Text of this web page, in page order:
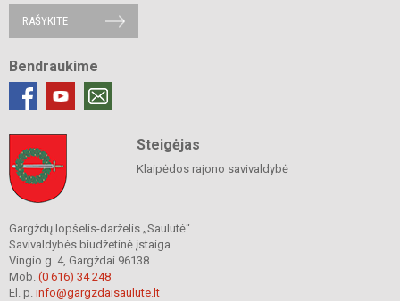
RAŠYKITE
Bendraukime
Steigėjas
Klaipėdos rajono savivaldybė
Gargždų lopšelis-darželis „Saulutė“
Savivaldybės biudžetinė įstaiga
Vingio g. 4, Gargždai 96138
Mob. (0 616) 34 248
El. p. info@gargzdaisaulute.lt